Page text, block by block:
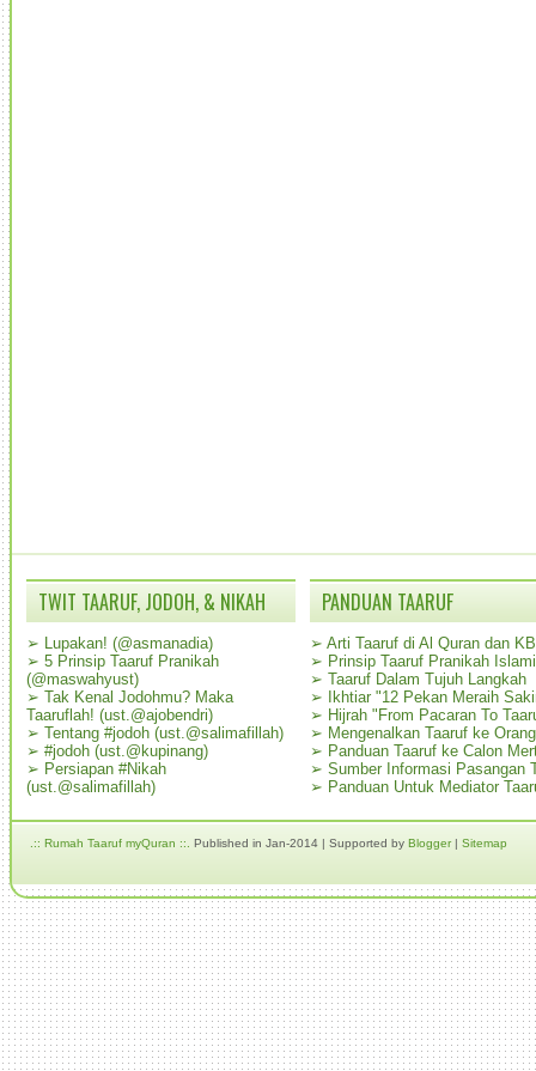
TWIT TAARUF, JODOH, & NIKAH
➢ Lupakan! (@asmanadia)
➢ 5 Prinsip Taaruf Pranikah
(@maswahyust)
➢ Tak Kenal Jodohmu? Maka
Taaruflah! (ust.@ajobendri)
➢ Tentang #jodoh (ust.@salimafillah)
➢ #jodoh (ust.@kupinang)
➢ Persiapan #Nikah
(ust.@salimafillah)
PANDUAN TAARUF
➢ Arti Taaruf di Al Quran dan
➢ Prinsip Taaruf Pranikah Islami
➢ Taaruf Dalam Tujuh Langkah
➢
Ikhtiar "12 Pekan Meraih
➢ Hijrah "From Pacaran To
➢ Mengenalkan Taaruf ke
➢ Panduan Taaruf ke Calon
➢ Sumber Informasi Pasangan
➢ Panduan Untuk Mediator
.:: Rumah Taaruf myQuran ::. Published in Jan-2014 | Supported by Blogger| Sitemap